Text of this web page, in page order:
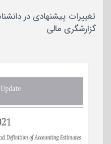
تغییرات پیشنهادی در
گزارشگری مالی